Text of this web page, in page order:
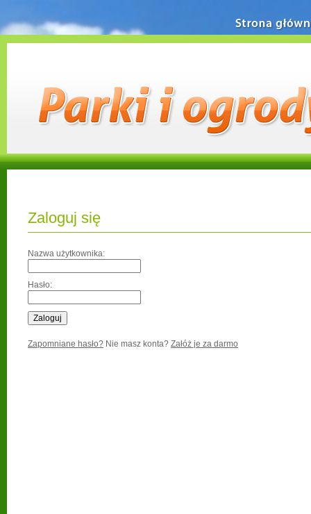
Zaloguj się
Nazwa użytkownika:
Hasło:
Zapomniane hasło? Nie masz konta? Załóż je za darmo
Strona główna